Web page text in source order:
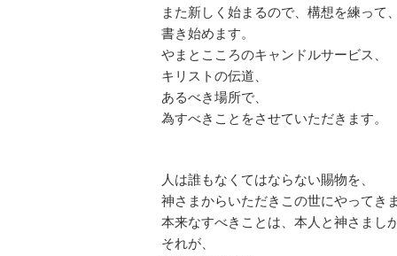
また新しく始まるので、構想を練って、
書き始めます。
やまとこころのキャンドルサービス、
キリストの伝道、
あるべき場所で、
為すべきことをさせていただきます。
人は誰もなくてはならない賜物を、
神さまからいただきこの世にやってきま
本来なすべきことは、本人と神さまし
それが、